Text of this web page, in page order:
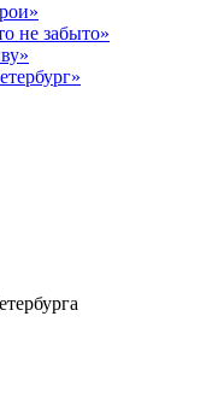
не забыто»